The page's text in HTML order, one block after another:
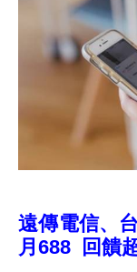
遠傳電信、
月688 回饋